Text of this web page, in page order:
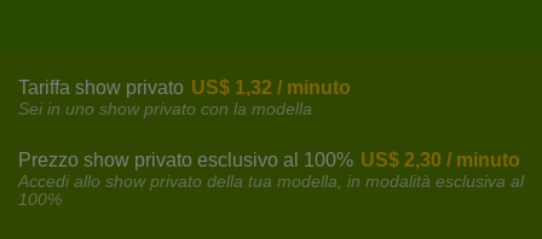
Tariffa show privato US$ 1,32 / minuto
Sei in uno show privato con la modella
Prezzo show privato esclusivo al 100% US$ 2,30 / minuto
Accedi allo show privato della tua modella, in modalità esclusiva al
100%